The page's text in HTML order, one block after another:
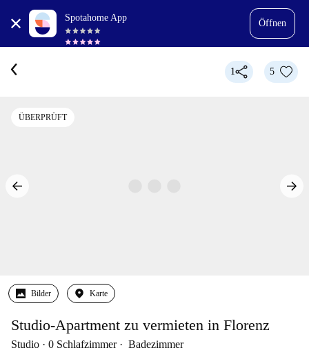
Spotahome App
Öffnen
1 5
ÜBERPRÜFT
Bilder Karte
Studio-Apartment zu vermieten in Florenz
Studio 0 Schlafzimmer Badezimmer